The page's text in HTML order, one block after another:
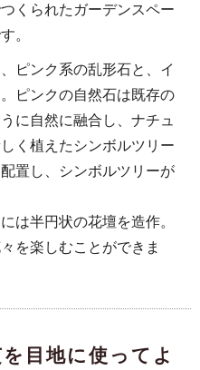
くられたガーデンスペー
。
ピンク系の乱形石と、イ
ピンクの自然石は既存の
に自然に融合し、ナチュ
く植えたシンボルツリー
置し、シンボルツリーが
は半円状の花壇を造作。
を楽しむことができま
目地に使ってよ